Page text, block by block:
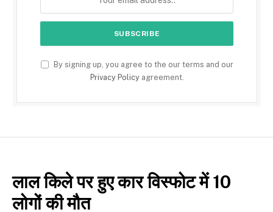
By signing up, you agree to the our terms and our
Privacy Policyagreement.
लाल किले पर हुए कार विस्फोट में 10
लोगों की मौत